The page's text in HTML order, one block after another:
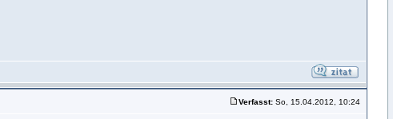
Verfasst: So, 15.04.2012, 10:24